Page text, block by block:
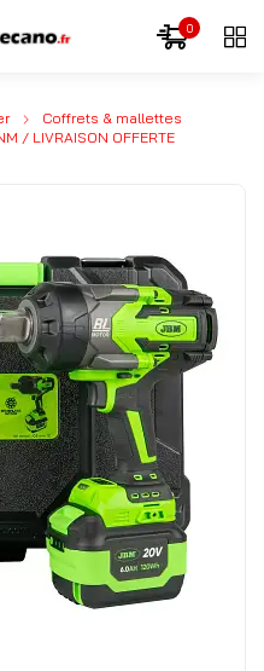
0
Coffrets & mallettes
/ LIVRAISON OFFERTE